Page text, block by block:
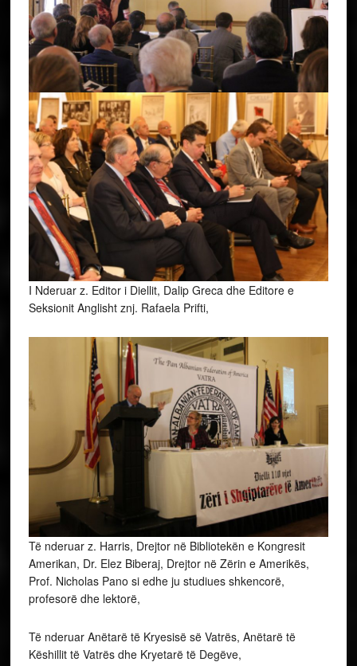
I Nderuar z. Editor i Diellit, Dalip Greca dhe Editore e
Seksionit Anglisht znj. Rafaela Prifti,
Të nderuar z. Harris, Drejtor në Bibliotekën e Kongresit
Amerikan, Dr. Elez Biberaj, Drejtor në Zërin e Amerikës,
Prof. Nicholas Pano si edhe ju studiues shkencorë,
profesorë dhe lektorë,
Të nderuar Anëtarë të Kryesisë së Vatrës, Anëtarë të
Këshillit të Vatrës dhe Kryetarë të Degëve,